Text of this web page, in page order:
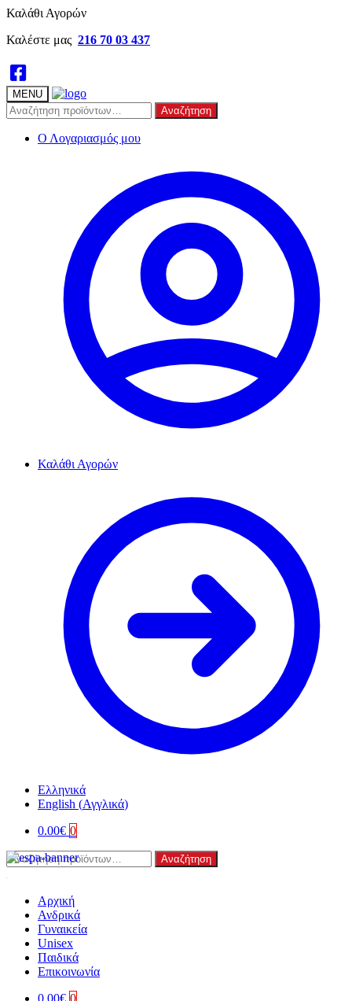
Skip
navigation
Skip
content
Καλάθι Αγορών
Καλέστε μας 216 70 03 437
MENU
Αναζήτηση
για:
Αναζήτηση
Ο Λογαριασμός μου
Καλάθι Αγορών
Ελληνικά
English (Αγγλικά)
0.00€ 0
Αναζήτηση
για:
Αναζήτηση
Αρχική
Ανδρικά
Γυναικεία
Unisex
Παιδικά
Επικοινωνία
0.00€ 0